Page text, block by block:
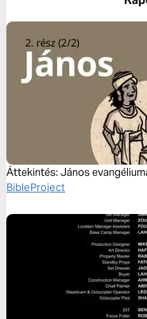
Áttekintés: János
BibleProject